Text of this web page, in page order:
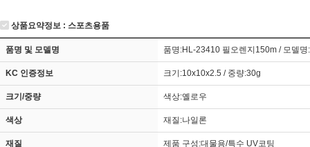
상품요약정보 : 스포츠용품
품명 및 모델명 품명:HL-23410 필오렌지150m / 모델
KC 인증정보 크기:10x10x2.5 / 중량:30g
크기/중량 색상:옐로우
색상 재질:나일론
재질 제품 구성:대물용/특수 UV코팅